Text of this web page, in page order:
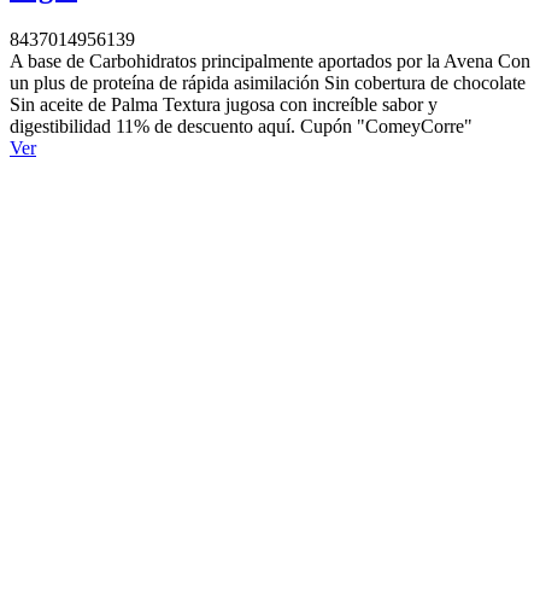
8437014956139
A base de Carbohidratos principalmente aportados por la Avena Con
un plus de proteína de rápida asimilación Sin cobertura de chocolate
Sin aceite de Palma Textura jugosa con increíble sabor y
digestibilidad 11% de descuento aquí. Cupón "ComeyCorre"
Ver